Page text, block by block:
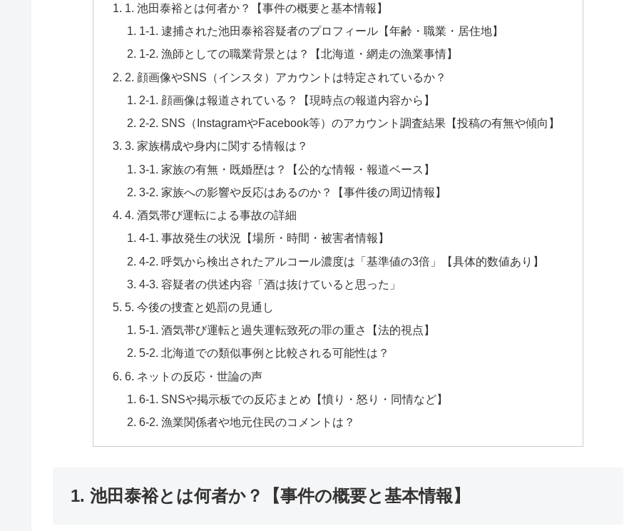
1. 池田泰裕とは何者か？【事件の概要と基本情報】
1-1. 逮捕された池田泰裕容疑者のプロフィール【年齢・職業・居住地】
1-2. 漁師としての職業背景とは？【北海道・網走の漁業事情】
2. 顔画像やSNS（インスタ）アカウントは特定されているか？
2-1. 顔画像は報道されている？【現時点の報道内容から】
2-2. SNS（InstagramやFacebook等）のアカウント調査結果【投稿の有無や傾向】
3. 家族構成や身内に関する情報は？
3-1. 家族の有無・既婚歴は？【公的な情報・報道ベース】
3-2. 家族への影響や反応はあるのか？【事件後の周辺情報】
4. 酒気帯び運転による事故の詳細
4-1. 事故発生の状況【場所・時間・被害者情報】
4-2. 呼気から検出されたアルコール濃度は「基準値の3倍」【具体的数値あり】
4-3. 容疑者の供述内容「酒は抜けていると思った」
5. 今後の捜査と処罰の見通し
5-1. 酒気帯び運転と過失運転致死の罪の重さ【法的視点】
5-2. 北海道での類似事例と比較される可能性は？
6. ネットの反応・世論の声
6-1. SNSや掲示板での反応まとめ【憤り・怒り・同情など】
6-2. 漁業関係者や地元住民のコメントは？
1. 池田泰裕とは何者か？【事件の概要と基本情報】